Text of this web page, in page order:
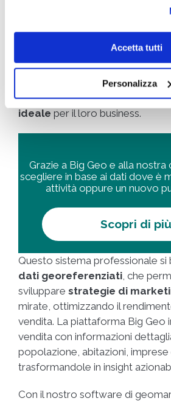
Accetta tutti
Personalizza
adatta alle tue esigenze?
Group offre un sistema
Geomarketing,
supportare le aziende nella
ideale per il loro business.
Grazie a Big Geo e alla nostra
scegliere in base ai dati dove è
attività oppure un nuovo
Scopri di più
Questo sistema professionale si
dati georeferenziati , che
sviluppare strategie di
mirate, ottimizzando il
vendita. La piattaforma Big Geo
vendita con informazioni
popolazione, abitazioni, imprese
trasformandole in insight
Con il nostro software di